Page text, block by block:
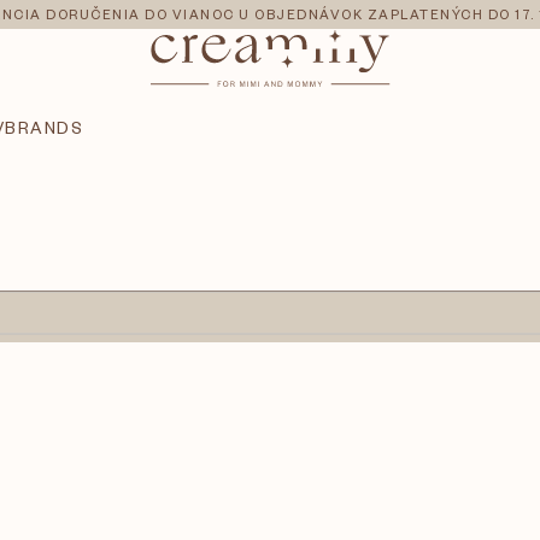
DORUČENIA DO VIANOC U OBJEDNÁVOK ZAPLATENÝCH DO 17.
BRANDS